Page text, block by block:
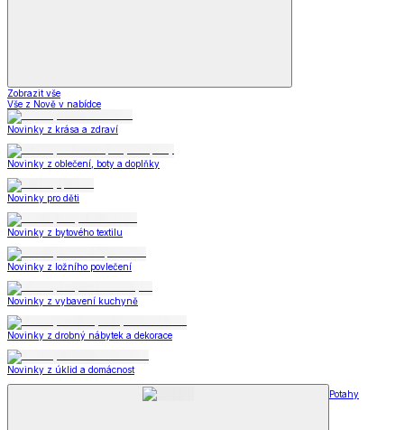
Zobrazit vše
Vše z Nově v nabídce
Novinky z krása a zdraví
Novinky z oblečení, boty a doplňky
Novinky pro děti
Novinky z bytového textilu
Novinky z ložního povlečení
Novinky z vybavení kuchyně
Novinky z drobný nábytek a dekorace
Novinky z úklid a domácnost
Potahy